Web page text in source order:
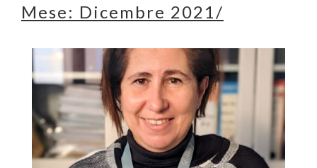
Mese: Dicembre 2021 /